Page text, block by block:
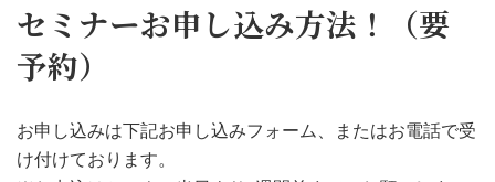
セミナーお申し込み方法！（要
予約）
お申し込みは下記お申し込みフォーム、またはお電話で受
け付けております。